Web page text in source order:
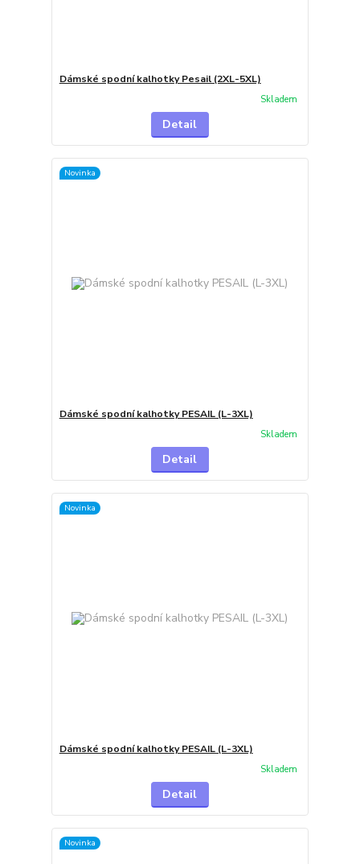
Dámské spodní kalhotky Pesail (2XL-5XL)
Skladem
Detail
Novinka
Dámské spodní kalhotky PESAIL (L-3XL)
Skladem
Detail
Novinka
Dámské spodní kalhotky PESAIL (L-3XL)
Skladem
Detail
Novinka